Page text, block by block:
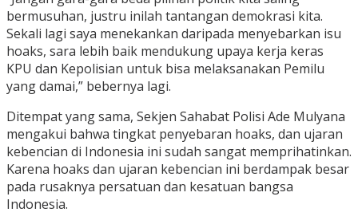
bermusuhan, justru inilah tantangan demokrasi kita.
Sekali lagi saya menekankan daripada menyebarkan isu
hoaks, sara lebih baik mendukung upaya kerja keras
KPU dan Kepolisian untuk bisa melaksanakan Pemilu
yang damai,” bebernya lagi.
Ditempat yang sama, Sekjen Sahabat Polisi Ade Mulyana
mengakui bahwa tingkat penyebaran hoaks, dan ujaran
kebencian di Indonesia ini sudah sangat memprihatinkan.
Karena hoaks dan ujaran kebencian ini berdampak besar
pada rusaknya persatuan dan kesatuan bangsa
Indonesia.